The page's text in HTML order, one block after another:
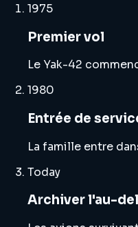
1975
Premier vol
Le Yak-42
1980
Entrée de
La famille entre
Today
Archiver l'au-